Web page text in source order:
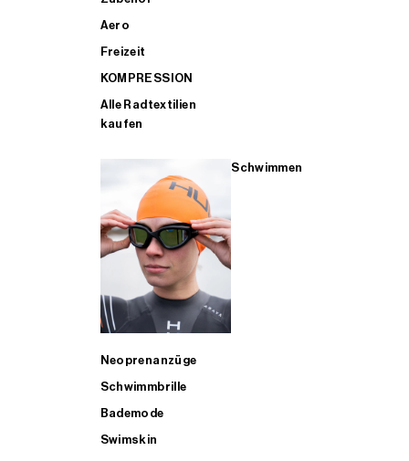
Aero
Freizeit
KOMPRESSION
Alle Radtextilien
kaufen
Schwimmen
Neoprenanzüge
Schwimmbrille
Bademode
Swimskin